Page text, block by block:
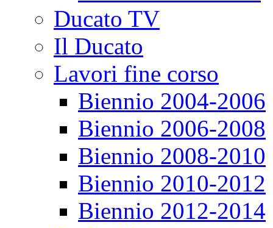
Ducato TV
Il Ducato
Lavori fine corso
Biennio 2004-2006
Biennio 2006-2008
Biennio 2008-2010
Biennio 2010-2012
Biennio 2012-2014